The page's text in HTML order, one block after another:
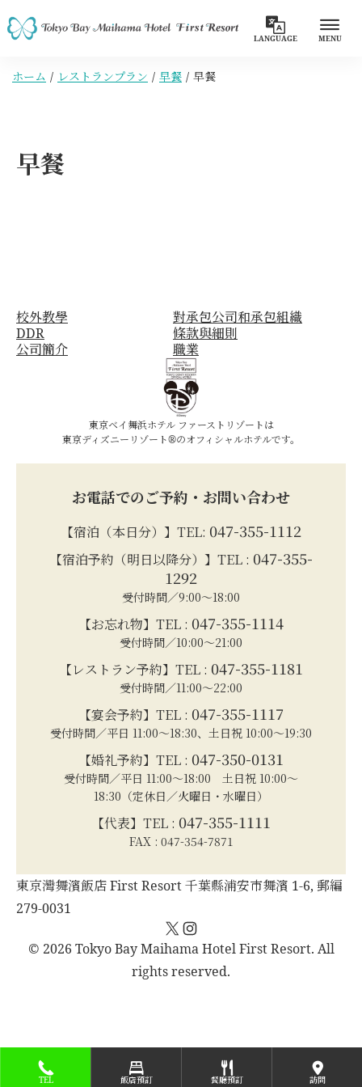
LANGUAGE MENU
ホーム レストランプラン 早餐 早餐
早餐
校外教學
對承包公司和承包組織
DDR
條款與細則
公司簡介
職業
東京ベイ舞浜ホテル ファーストリゾートは
東京ディズニーリゾート®のオフィシャルホテルです。
お電話でのご予約・お問い合わせ
【宿泊（本日分）】TEL: 047-355-1112
【宿泊予約（明日以降分）】TEL : 047-355-
1292
受付時間／9:00～18:00
【お忘れ物】TEL : 047-355-1114
受付時間／10:00～21:00
【レストラン予約】TEL : 047-355-1181
受付時間／11:00～22:00
【宴会予約】TEL : 047-355-1117
受付時間／平日 11:00～18:30、土日祝 10:00～19:30
【婚礼予約】TEL : 047-350-0131
受付時間／平日 11:00～18:00 土日祝 10:00～
18:30（定休日／火曜日・水曜日）
【代表】TEL : 047-355-1111
FAX : 047-354-7871
東京灣舞濱飯店 First Resort 千葉縣浦安市舞濱 1-6, 郵編
279-0031
X Instagram
© 2026 Tokyo Bay Maihama Hotel First Resort. All
rights reserved.
TEL 飯店預訂 餐廳預訂 訪問